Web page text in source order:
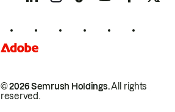
© 2026 Semrush Holdings.All rights
reserved.